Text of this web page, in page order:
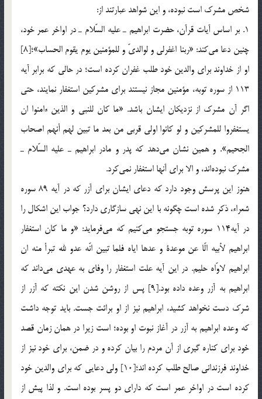
شخص مشرک است نبوده، و این شواهد عبارتند از:
1. بر اساس آيات قرآن، حضرت ابراهيم ـ عليه السّلام ـ در اواخر عمر خود،
چنين دعا مي‌كند: «ربنا اغفرلي و لوالديّ و للمؤمنين يوم يقوم الحساب»؛[8]
او از خداوند براي والدين خود طلب غفران کرده است؛ در حالي كه برابر آيه
113 از سوره توبه، مؤمنين مجاز نيستند براي مشركين استغفار نمايند، حتي
اگر آن مشرك از نزديكان ايشان باشد. «ما كان للنبي و الذين ءامنوا ان
يستغفروا للمشركين و لو كانوا اولي قربي من بعد ما تبين لهم أنهم اصحاب
الجحيم». و همين نشان مي‌دهد كه پدر و مادر ابراهيم ـ عليه السّلام ـ
مشرك نبوده‌اند، و الا براي آنها استغفار نمي‌كرد.
هنوز اين پرسش وجود دارد كه دعاي ايشان براي آزر كه در آيه 89 سوره
شعراء، ذكر شده است چگونه با اين نهي سازگاري دارد؟ جواب اين اشكال را
در آيه‌114 سوره توبه جستجو مي‌كنيم كه مي‌فرمايد: «و ما كان استغفار
ابراهيم لأبيه الّا عن موعدة و عدها اياه فلما تبين انّه عدو لله تبرأ منه ان
ابراهيم لاوّاه حليم. در اين آيه علت استغفار را وفاي به عهدي مي‌داند كه
ابراهيم به آزر وعده داده بود.[9] پس از روشن شدن اين نكته كه آزر از
شرك دست نخواهد كشيد، ابراهيم نيز از او برائت جست. بايد توجه داشت
كه وعده ابراهيم به آزر در آغاز نبوت او بوده؛ است زيرا در همان زمان قصد
خود براي كناره گيري از آن مردم را بيان كرده و در ضمن، براي خود نيز از
خداوند فرزنداني صالح طلب کرده اند؛[10] ولي دعايي كه براي والدين خود
كرده است در اواخر عمر است كه داراي دو پسر بوده است. و لذا پيش از